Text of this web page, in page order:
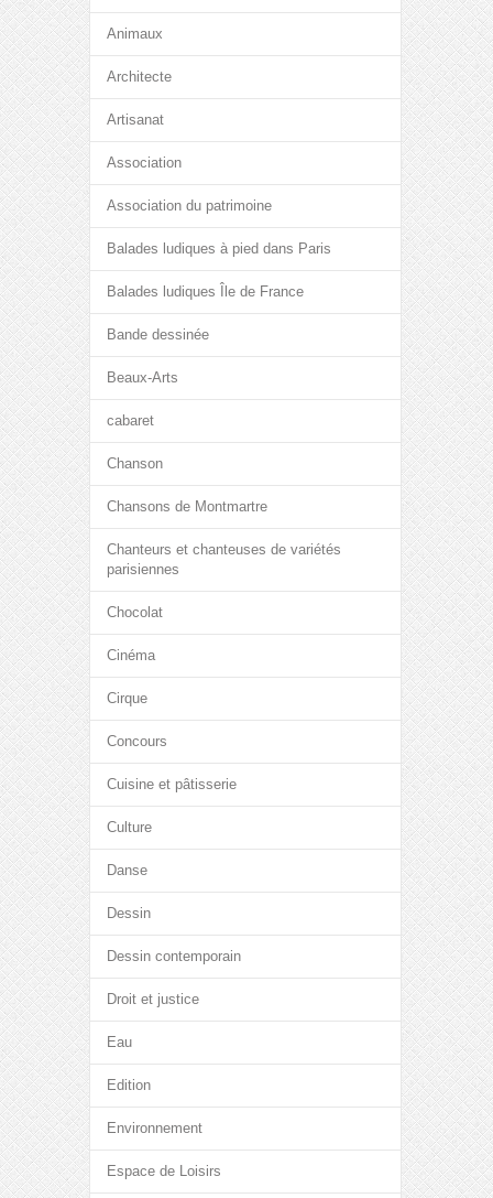
Animaux
Architecte
Artisanat
Association
Association du patrimoine
Balades ludiques à pied dans Paris
Balades ludiques Île de France
Bande dessinée
Beaux-Arts
cabaret
Chanson
Chansons de Montmartre
Chanteurs et chanteuses de variétés
parisiennes
Chocolat
Cinéma
Cirque
Concours
Cuisine et pâtisserie
Culture
Danse
Dessin
Dessin contemporain
Droit et justice
Eau
Edition
Environnement
Espace de Loisirs